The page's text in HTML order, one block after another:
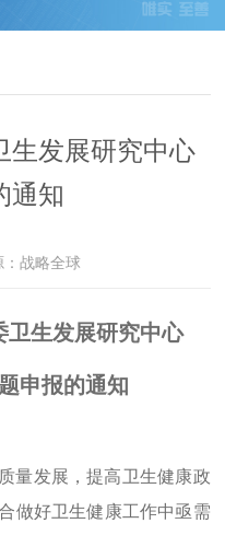
生发展研究中心
通知
战略全球
卫生发展研究中心
申报的通知
量发展，提高卫生健康政
做好卫生健康工作中亟需